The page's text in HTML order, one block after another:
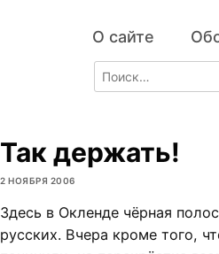
О сайте
Search
for:
Так держать!
2 НОЯБРЯ 2006
Здесь в Окленде чёрная
русских. Вчера кроме того,